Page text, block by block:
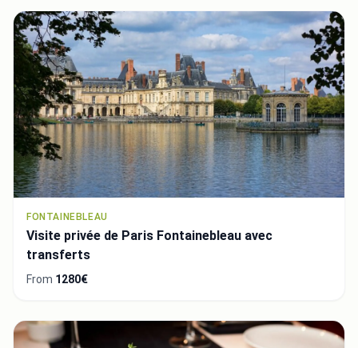
FONTAINEBLEAU
Visite privée de Paris Fontainebleau avec
transferts
From 1280€